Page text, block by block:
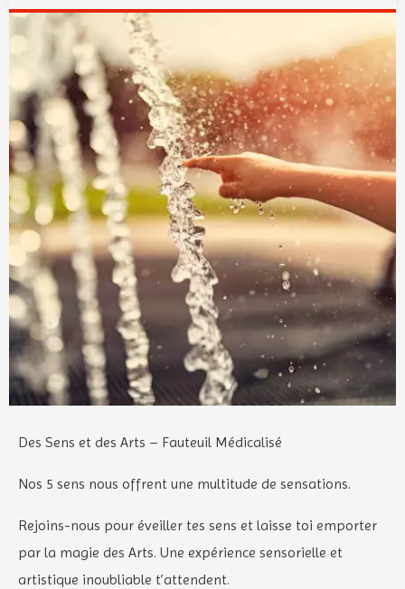
Des Sens et des Arts – Fauteuil Médicalisé
Nos 5 sens nous offrent une multitude de sensations.
Rejoins-nous pour éveiller tes sens et laisse toi emporter
par la magie des Arts. Une expérience sensorielle et
artistique inoubliable t’attendent.